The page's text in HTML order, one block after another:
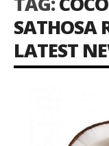
SATHOSA
LATEST